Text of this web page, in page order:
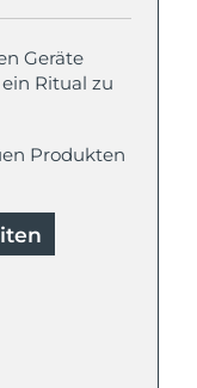
Geräte
Ritual zu
Produkten